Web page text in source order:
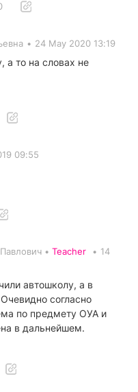
• 24 May 2020 13:19
а то на словах не
09:55
• Teacher • 14
автошколу, а в
согласно
по предмету ОУА и
в дальнейшем.